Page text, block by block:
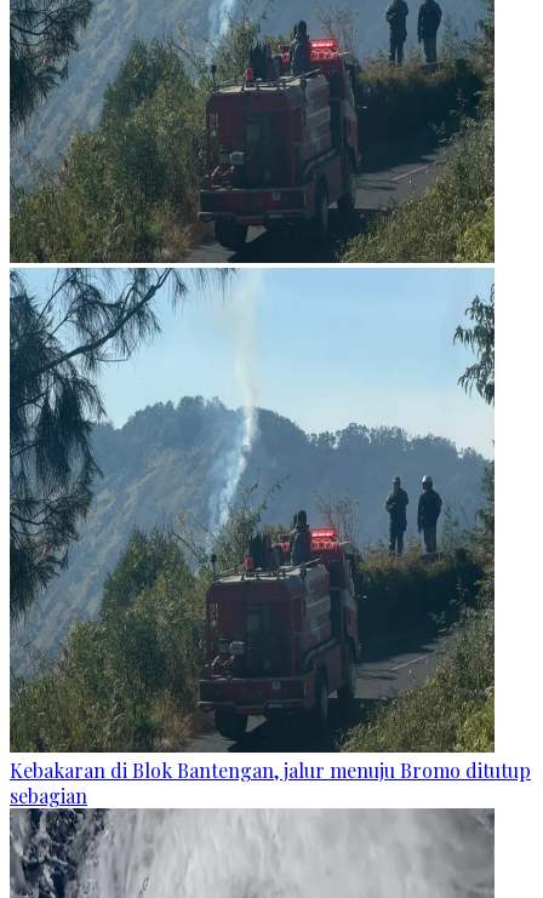
Kebakaran di Blok Bantengan, jalur menuju Bromo ditutup
sebagian